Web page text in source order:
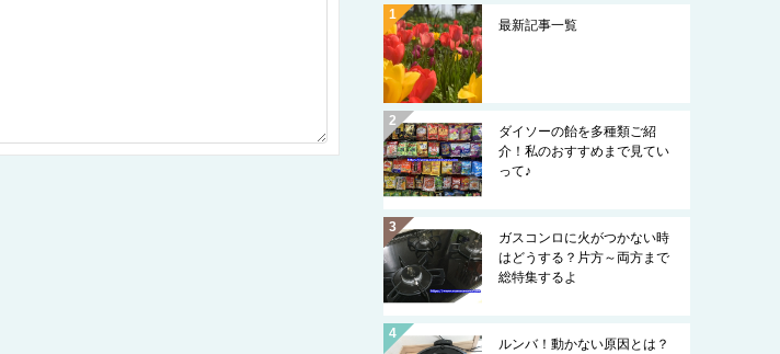
最新記事一覧
ダイソーの飴を多種類ご紹
介！私のおすすめまで見てい
って♪
ガスコンロに火がつかない時
はどうする？片方～両方まで
総特集するよ
ルンバ！動かない原因とは？